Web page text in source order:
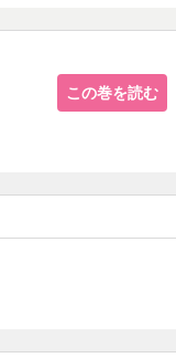
この巻を読む